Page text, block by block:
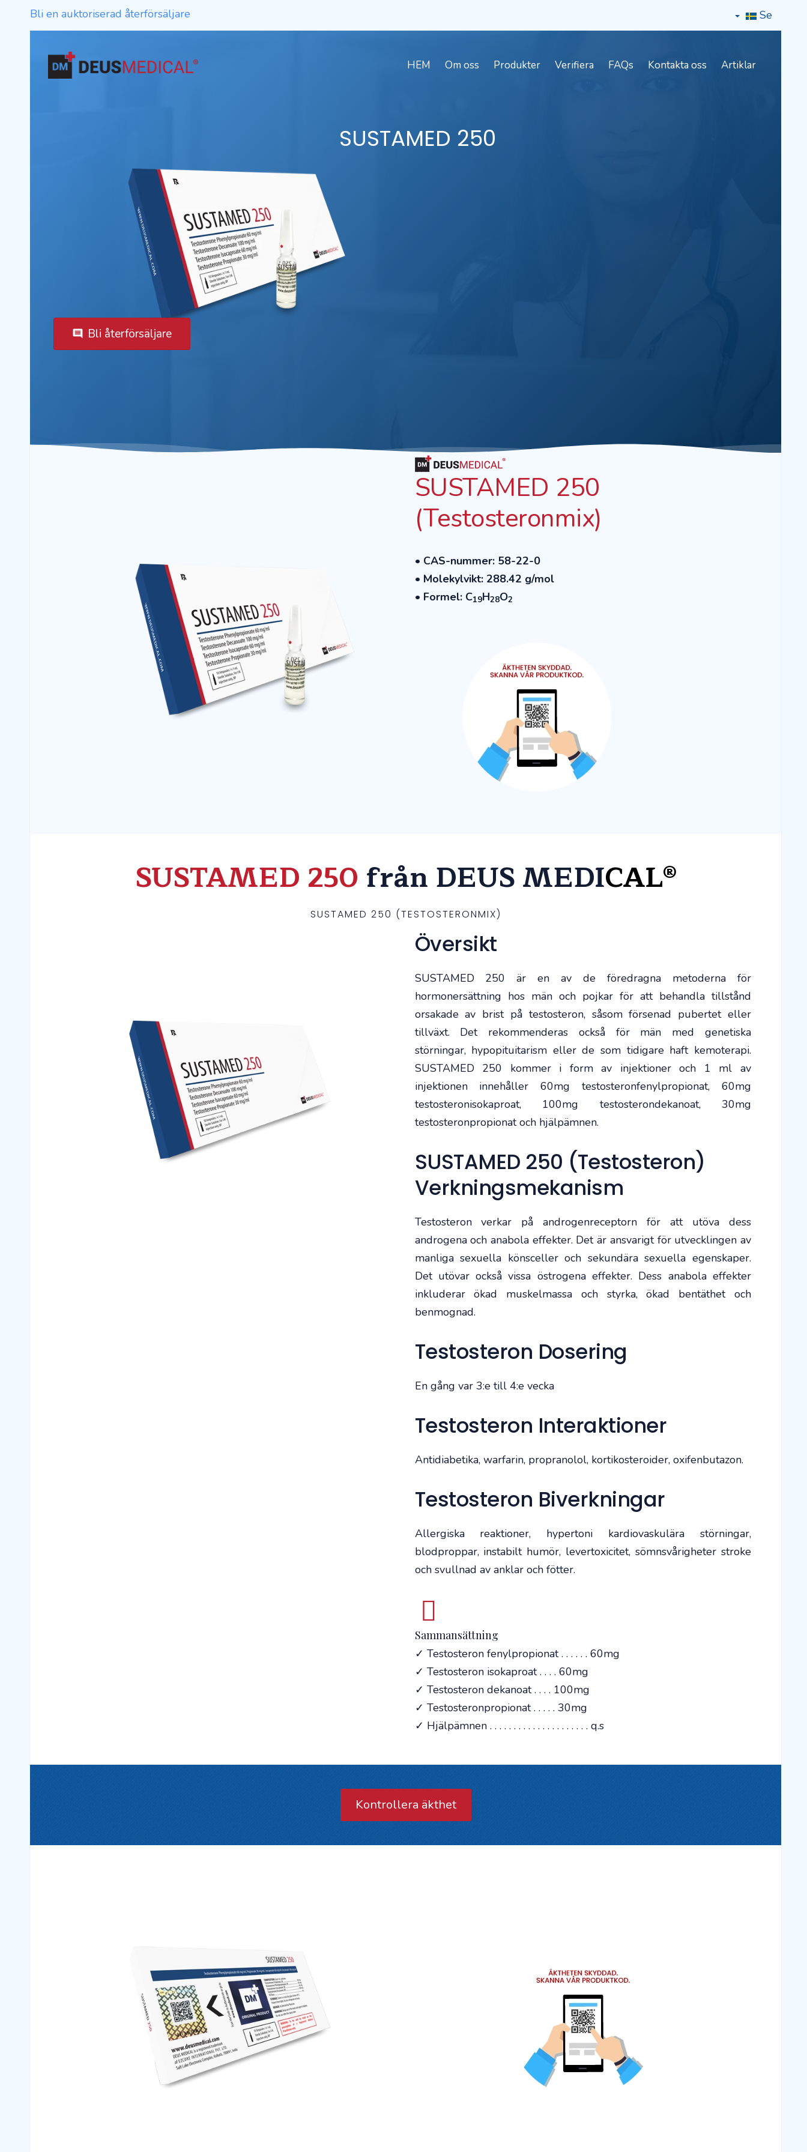
Bli en auktoriserad återförsäljare Se
HEM Om oss Produkter Verifiera FAQs Kontakta oss Artiklar
SUSTAMED 250
comment Bli återförsäljare
SUSTAMED 250
(Testosteronmix)
• CAS-nummer: 58-22-0
• Molekylvikt: 288.42 g/mol
• Formel: C19H28O2
SUSTAMED 250 från DEUS MEDICAL®
SUSTAMED 250 (TESTOSTERONMIX)
Översikt
SUSTAMED 250 är en av de föredragna metoderna för
hormonersättning hos män och pojkar för att behandla tillstånd
orsakade av brist på testosteron, såsom försenad pubertet eller
tillväxt. Det rekommenderas också för män med genetiska
störningar, hypopituitarism eller de som tidigare haft kemoterapi.
SUSTAMED 250 kommer i form av injektioner och 1 ml av
injektionen innehåller 60mg testosteronfenylpropionat, 60mg
testosteronisokaproat, 100mg testosterondekanoat, 30mg
testosteronpropionat och hjälpämnen.
SUSTAMED 250 (Testosteron)
Verkningsmekanism
Testosteron verkar på androgenreceptorn för att utöva dess
androgena och anabola effekter. Det är ansvarigt för utvecklingen av
manliga sexuella könsceller och sekundära sexuella egenskaper.
Det utövar också vissa östrogena effekter. Dess anabola effekter
inkluderar ökad muskelmassa och styrka, ökad bentäthet och
benmognad.
Testosteron Dosering
En gång var 3:e till 4:e vecka
Testosteron Interaktioner
Antidiabetika, warfarin, propranolol, kortikosteroider, oxifenbutazon.
Testosteron Biverkningar
Allergiska reaktioner, hypertoni kardiovaskulära störningar,
blodproppar, instabilt humör, levertoxicitet, sömnsvårigheter stroke
och svullnad av anklar och fötter.
Sammansättning
✓ Testosteron fenylpropionat . . . . . . 60mg
✓ Testosteron isokaproat . . . . 60mg
✓ Testosteron dekanoat . . . . 100mg
✓ Testosteronpropionat . . . . . 30mg
✓ Hjälpämnen . . . . . . . . . . . . . . . . . . . . . q.s
Kontrollera äkthet